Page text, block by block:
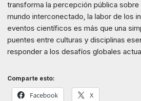
transforma la percepción pública sobre
mundo interconectado, la labor de los
eventos científicos es más que una
puentes entre culturas y disciplinas
responder a los desafíos globales
Comparte esto:
Facebook X